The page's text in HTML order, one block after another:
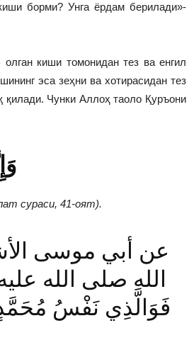
борми? Унга ёрдам берилади»-
киши томонидан тез ва енгил
эса зеҳни ва хотирасидан тез
Чунки Аллоҳ таоло Қуръони
сураси, 41-оят).
الله صلى الله
فَوَالَّذِي نَفْسُ مُحَمَّدٍ